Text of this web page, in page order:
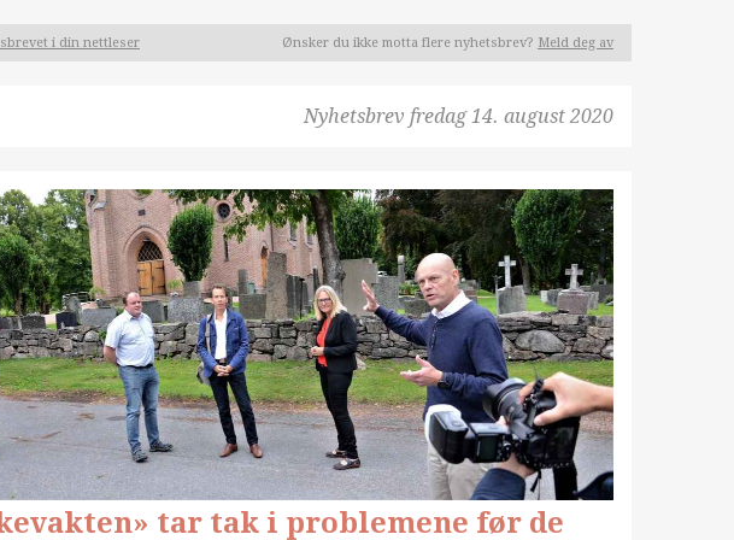
i din nettleser Ønsker du ikke motta flere nyhetsbrev? Meld deg av
Nyhetsbrev fredag 14. august 2020
tar tak i problemene før de